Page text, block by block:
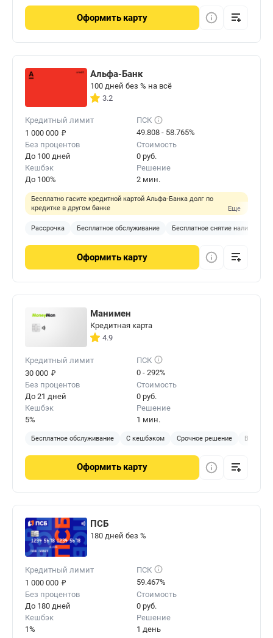
Оформить карту
Альфа-Банк
100 дней без % на всё
3.2
Кредитный лимит
1 000 000 ₽
ПСК
49.808 - 58.765%
Без процентов
До 100 дней
Стоимость
0 руб.
Кешбэк
До 100%
Решение
2 мин.
Бесплатно гасите кредитной картой Альфа‑Банка долг по
кредитке в другом банке
Еще
Рассрочка Бесплатное обслуживание Бесплатное снятие наличных
Оформить карту
Манимен
Кредитная карта
4.9
Кредитный лимит
30 000 ₽
ПСК
0 - 292%
Без процентов
До 21 дней
Стоимость
0 руб.
Кешбэк
5%
Решение
1 мин.
Бесплатное обслуживание С кешбэком Срочное решение
Оформить карту
ПСБ
180 дней без %
Кредитный лимит
1 000 000 ₽
ПСК
59.467%
Без процентов
До 180 дней
Стоимость
0 руб.
Кешбэк
1%
Решение
1 день